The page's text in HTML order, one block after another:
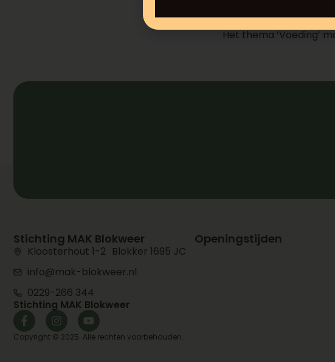
Het thema ‘Voeding’
Stichting MAK Blokweer
Kloosterhout 1-2 Blokker 1695 JC
info@mak-blokweer.nl
0229-266 344
Stichting MAK Blokweer
Copyright © 2025. Alle rechten voorbehouden.
Openingstijden